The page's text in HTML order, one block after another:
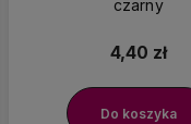
czarny
4,40 zł
Do koszyka